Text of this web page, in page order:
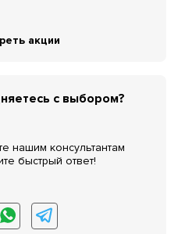
акции
с выбором?
нашим консультантам
быстрый ответ!